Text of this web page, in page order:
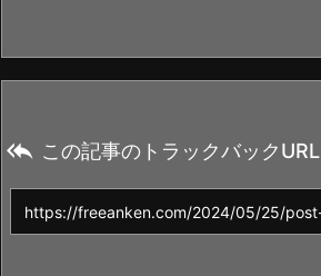
 この記事のトラックバックURL